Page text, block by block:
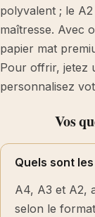
polyvalent ; le
maîtresse. Avec
papier mat
Pour offrir, jetez
personnalisez
Vos
Quels sont
A4, A3 et A2,
selon le